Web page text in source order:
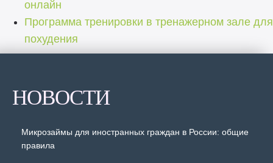
онлайн
Программа тренировки в тренажерном зале для
похудения
НОВОСТИ
Микрозаймы для иностранных граждан в России: общие
правила